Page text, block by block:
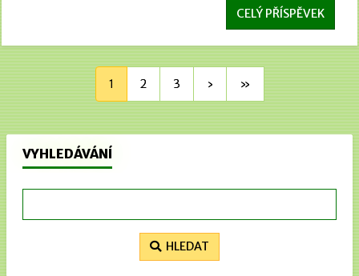
CELÝ PŘÍSPĚVEK
1 2 3 › »
VYHLEDÁVÁNÍ
HLEDAT